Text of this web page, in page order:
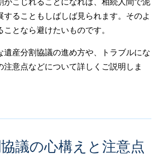
がこじれることになれば、相続人間で泥
することもしばしば見られます。そのよ
ことなら避けたいものです。
遺産分割協議の進め方や、トラブルにな
注意点などについて詳しくご説明しま
議の心構えと注意点